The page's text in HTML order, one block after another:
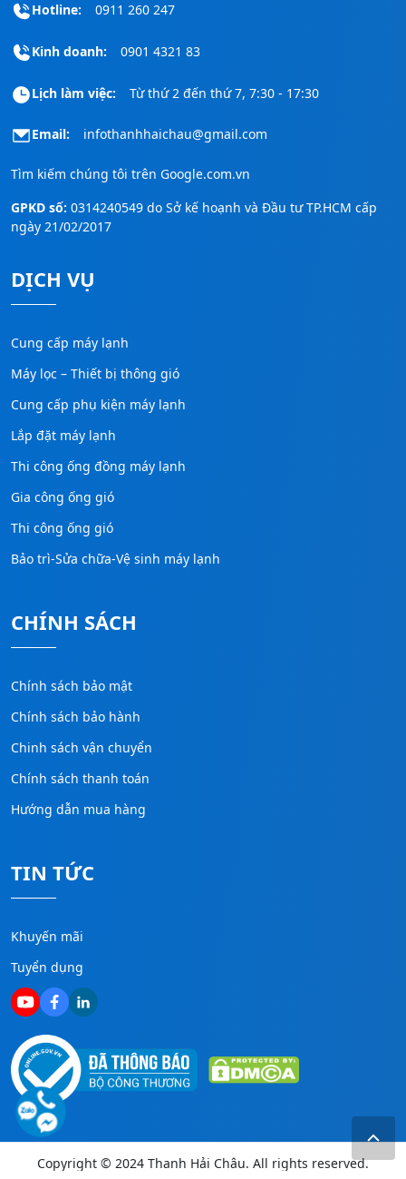
Hotline: 0911 260 247
Kinh doanh: 0901 4321 83
Lịch làm việc: Từ thứ 2 đến thứ 7, 7:30 - 17:30
Email: infothanhhaichau@gmail.com
Tìm kiếm chúng tôi trên Google.com.vn
GPKD số: 0314240549 do Sở kế hoạnh và Đầu tư TP.HCM cấp
ngày 21/02/2017
DỊCH VỤ
Cung cấp máy lạnh
Máy lọc – Thiết bị thông gió
Cung cấp phụ kiện máy lạnh
Lắp đặt máy lạnh
Thi công ống đồng máy lạnh
Gia công ống gió
Thi công ống gió
Bảo trì-Sửa chữa-Vệ sinh máy lạnh
CHÍNH SÁCH
Chính sách bảo mật
Chính sách bảo hành
Chinh sách vận chuyển
Chính sách thanh toán
Hướng dẫn mua hàng
TIN TỨC
Khuyến mãi
Tuyển dụng
Copyright © 2024 Thanh Hải Châu. All rights reserved.